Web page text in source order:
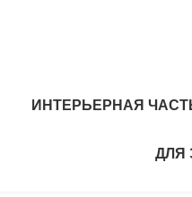
ИНТЕРЬЕРНАЯ
ДЛЯ